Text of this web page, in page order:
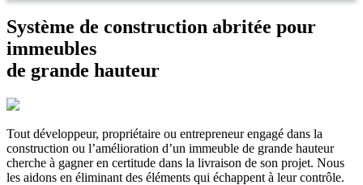
Système de construction abritée pour
immeubles
de grande hauteur
Tout développeur, propriétaire ou entrepreneur engagé dans la
construction ou l’amélioration d’un immeuble de grande hauteur
cherche à gagner en certitude dans la livraison de son projet. Nous
les aidons en éliminant des éléments qui échappent à leur contrôle.